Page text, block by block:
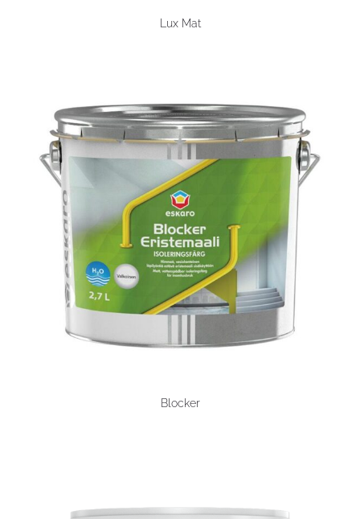
Lux Mat
Blocker